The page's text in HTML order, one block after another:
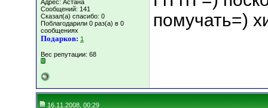
Адрес: Астана
Сообщений: 141
Сказал(а) спасибо: 0
Поблагодарили 0 раз(а) в 0
сообщениях
Подарков: 1
Вес репутации: 68
помучать=)
16.11.2008, 00:29